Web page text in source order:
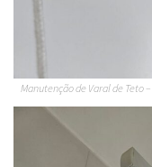
Manutenção de Varal de Teto